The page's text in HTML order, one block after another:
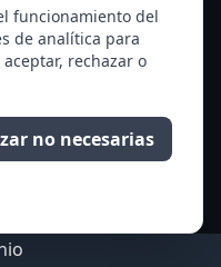
funcionamiento del
de analítica para
rechazar o
no necesarias
de la Cruz)